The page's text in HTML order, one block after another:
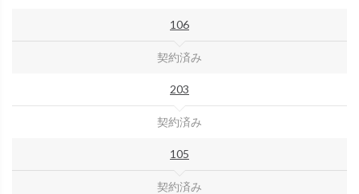
106
契約済み
203
契約済み
105
契約済み